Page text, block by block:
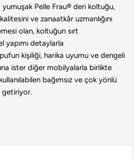
yumuşak Pelle Frau® deri koltuğu,
ve zanaatkâr uzmanlığını
olan, koltuğun sırt
yapımı detaylarla
kişiliği, harika uyumu ve dengeli
ister diğer mobilyalarla birlikte
bağımsız ve çok yönlü
getiriyor.